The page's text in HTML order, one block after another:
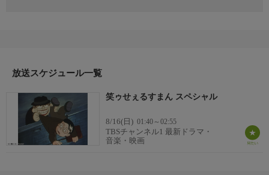
エア！サラリーマンの太宰（34）は職場のマドンナ・マリに好意
んな太宰のために、喪黒は恋のライバルを次々と陥れ脱落させて
いく。遂に太宰はマリの部屋に入ることができたのだが…（「ラ
ブミートンダー」より）。
原作・脚本
放送スケジュール一覧
笑ゥせぇるすまん スペシャル
8/16(日) 01:40～02:55
TBSチャンネル1 最新ドラマ・
音楽・映画